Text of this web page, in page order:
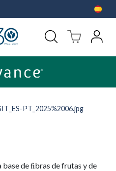
Pago fácil
de ﬁbras de frutas y de